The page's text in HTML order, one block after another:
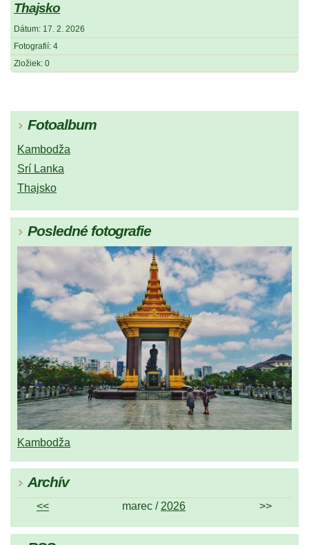
Thajsko
Dátum: 17. 2. 2026
Fotografií: 4
Zložiek: 0
Fotoalbum
Kambodža
Srí Lanka
Thajsko
Posledné fotografie
Kambodža
Archív
<< marec / 2026 >>